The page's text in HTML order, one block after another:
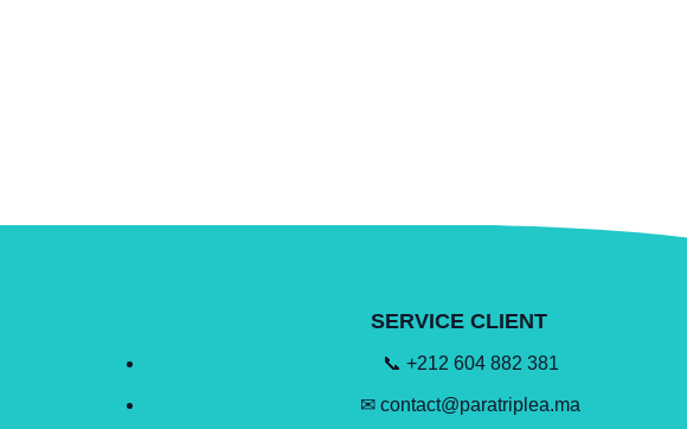
SERVICE CLIENT
📞 +212 604 882 381
✉ contact@paratriplea.ma